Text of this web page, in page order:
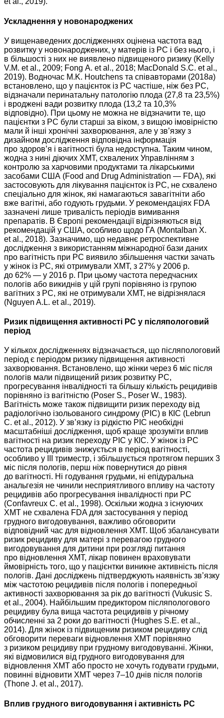
Ускладнення у новонароджених
У вищенаведених дослідженнях оцінена частота вад
розвитку у новонароджених, у матерів із РС і без нього, і
в більшості з них не виявлено підвищеного ризику (Kelly
V.M. et al., 2009; Fong A. et al., 2018; MacDonald S.C. et al.,
2019). Водночас M.K. Houtchens та співавторами (2018a)
встановлено, що у пацієнток із РС частіше, ніж без РС,
відзначали перинатальну патологію плода (27,8 та 23,5%)
і вроджені вади розвитку плода (13,2 та 10,3%
відповідно). При цьому не можна не відзначити те, що
пацієнтки з РС були старші за віком, з вищою імовірністю
мали й інші хронічні захворювання, але у зв’язку з
дизайном дослідження відповідна інформація
про здоров’я і вагітності була недоступна. Таким чином,
жодна з нині діючих ХMT, схвалених Управлінням з
контролю за харчовими продуктами та лікарськими
засобами США (Food and Drug Administration — FDA), які
застосовують для лікування пацієнток із РС, не схвалено
спеціально для жінок, які намагаються завагітніти або
вже вагітні, або годують грудьми. У рекомендаціях FDA
зазначені лише тривалість періодів вимивання
препаратів. В Європі рекомендації відрізняються від
рекомендацій у США, особливо щодо ГА (Montalban X.
et al., 2018). Зазначимо, що недавнє ретроспективне
дослідження з використанням міжнародної бази даних
про вагітність при РС виявило збільшення частки зачать
у жінок із РС, які отримували ХМТ, з 27% у 2006 р.
до 62% — у 2016 р. При цьому частота передчасних
пологів або викиднів у цій групі порівняно із групою
вагітних з РС, які не отримували ХМТ, не відрізнялася
(Nguyen A.L. et al., 2019).
Ризик підвищення активності РС у післяпологовий
період
У кількох дослідженнях відзначається, що післяпологовий
період є періодом ризику підвищення активності
захворювання. Встановлено, що жінки через 6 міс після
пологів мали підвищений ризик розвитку РС,
прогресування інвалідності та більшу кількість рецидивів
порівняно із вагітністю (Poser S., Poser W., 1983).
Вагітність може також підвищити ризик переходу від
радіологічно ізольованого синдрому (РІС) в КІС (Lebrun
C. et al., 2012). У зв’язку із рідкістю РІС необхідні
масштабніші дослідження, щоб краще зрозуміти вплив
вагітності на ризик переходу РІС у КІС. У жінок із РС
частота рецидивів знижується в період вагітності,
особливо у III триместр, і збільшується протягом перших 3
міс після пологів, перш ніж повернутися до рівня
до вагітності. Ні годування грудьми, ні епідуральна
анальгезія не чинили несприятливого впливу на частоту
рецидивів або прогресування інвалідності при РС
(Confavreux C. et al., 1998). Оскільки жодна з існуючих
ХMT не схвалена FDA для застосування у період
грудного вигодовування, важливо обговорити
відповідний час для відновлення ХMT. Щоб збалансувати
ризик рецидиву для матері з перевагою грудного
вигодовування для дитини при розгляді питання
про відновлення ХМТ, лікар повинен враховувати
ймовірність того, що у пацієнтки виникне активність після
пологів. Дані досліджень підтверджують наявність зв’язку
між частотою рецидивів після пологів і поперед­ньої
активності захворювання за рік до вагітності (Vukusic S.
et al., 2004). Найбільшим предиктором післяпологового
рецидиву була вища частота рецидивів у річному
обчисленні за 2 роки до вагітності (Hughes S.E. et al.,
2014). Для жінок із підвищеним ризиком рецидиву слід
обговорити переваги відновлення ХМТ порівняно
з ризиком рецидиву при грудному вигодовуванні. Жінки,
які відмовилися від грудного вигодовування для
відновлення ХМТ або просто не хочуть годувати грудьми,
повинні відновити ХМТ через 7–10 днів після пологів
(Thone J. et al., 2017).
Вплив грудного вигодовування і активність РС